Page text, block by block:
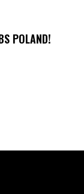
POLAND!